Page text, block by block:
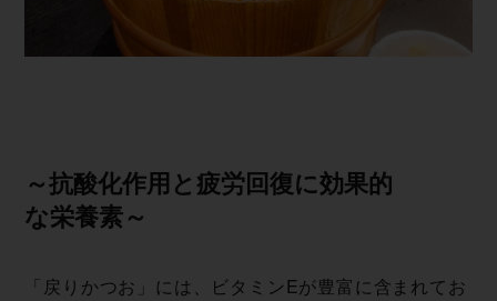
～抗酸化作用と疲労回復に効果的
な 栄 養 素 ～
「戻りかつお」には、ビタミンEが豊富に含まれてお